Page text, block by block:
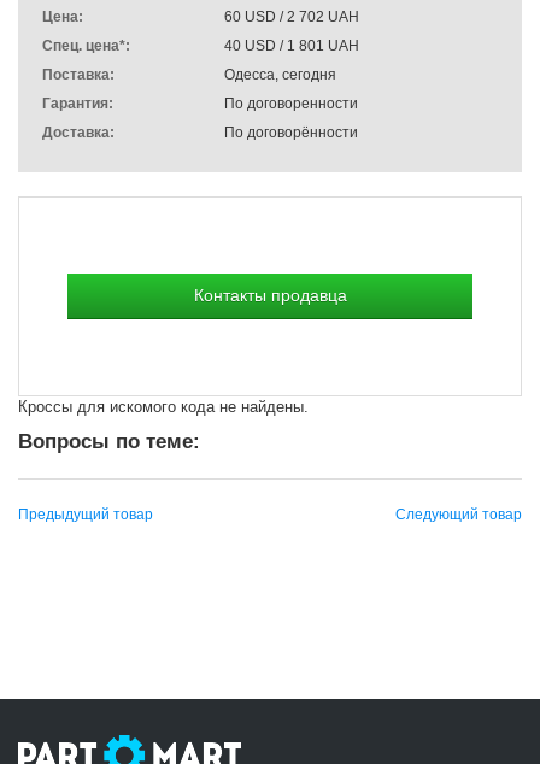
Цена:
60 USD / 2 702 UAH
Спец. цена*:
40 USD / 1 801 UAH
Поставка:
Одесса, сегодня
Гарантия:
По договоренности
Доставка:
По договорённости
Контакты продавца
Кроссы для искомого кода не найдены.
Вопросы по теме:
Предыдущий товар Следующий товар